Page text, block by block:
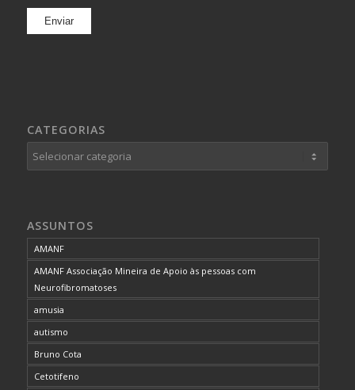
CATEGORIAS
Categorias
ASSUNTOS
AMANF
AMANF Associação Mineira de Apoio às pessoas com
Neurofibromatoses
amusia
autismo
Bruno Cota
Cetotifeno